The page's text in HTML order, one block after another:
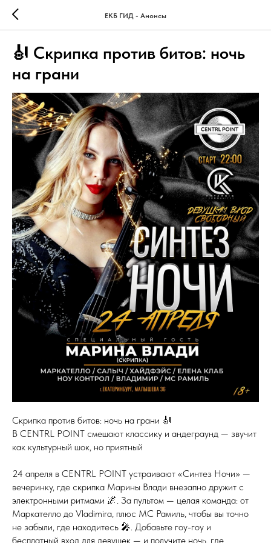
ЕКБ ГИД - Анонсы
🎻 Скрипка против битов: ночь
на грани
Скрипка против битов: ночь на грани 🎻
В CENTRL POINT смешают классику и андеграунд — звучит
как культурный шок, но приятный
24 апреля в CENTRL POINT устраивают «Синтез Ночи» —
вечеринку, где скрипка Марины Влади внезапно дружит с
электронными ритмами 🌌. За пультом — целая команда: от
Маркателло до Vladimira, плюс MC Рамиль, чтобы вы точно
не забыли, где находитесь 🎤. Добавьте гоу-гоу и
бесплатный вход для девушек — и получите ночь, где